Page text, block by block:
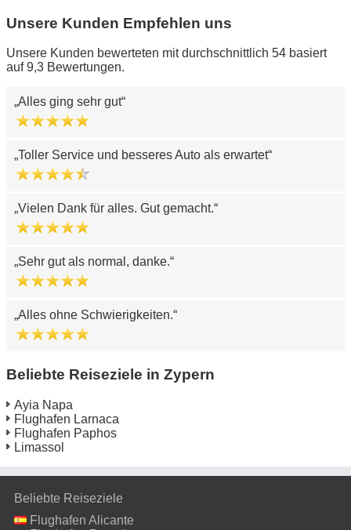
Unsere Kunden Empfehlen uns
Unsere Kunden bewerteten mit durchschnittlich 54 basiert
auf 9,3 Bewertungen.
Alles ging sehr gut
Toller Service und besseres Auto als erwartet
Vielen Dank für alles. Gut gemacht.
Sehr gut als normal, danke.
Alles ohne Schwierigkeiten.
Beliebte Reiseziele in Zypern
Ayia Napa
Flughafen Larnaca
Flughafen Paphos
Limassol
Beliebte Reiseziele
Flughafen Alicante